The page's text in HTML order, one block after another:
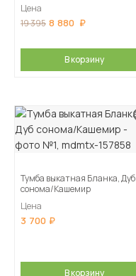
Цена
19 395 8 880
В корзину
Тумба выкатная Бланка, Дуб
сонома/Кашемир
Цена
3 700
В корзину